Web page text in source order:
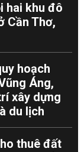
hai khu đô
Cần Thơ,
hoạch
Áng,
xây dựng
du lịch
thuê đất